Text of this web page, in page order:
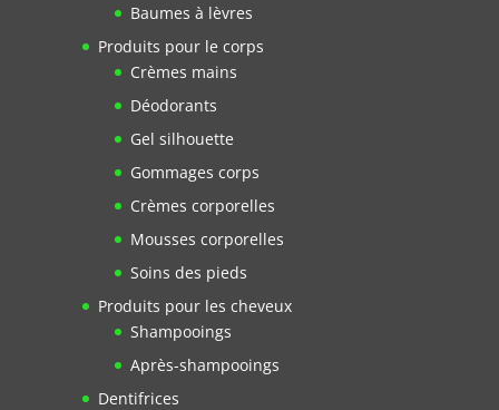
Baumes à lèvres
Produits pour le corps
Crèmes mains
Déodorants
Gel silhouette
Gommages corps
Crèmes corporelles
Mousses corporelles
Soins des pieds
Produits pour les cheveux
Shampooings
Après-shampooings
Dentifrices